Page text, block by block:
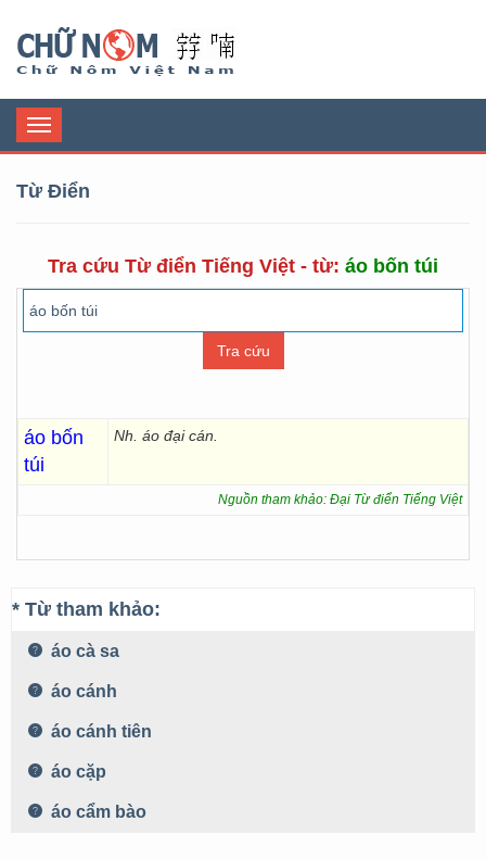
Toggle
navigation
Từ Điển
Tra cứu Từ điển Tiếng Việt - từ: áo bốn túi
áo bốn
túi
Nh. áo đại cán.
Nguồn tham khảo: Đại Từ điển Tiếng Việt
* Từ tham khảo:
áo cà sa
áo cánh
áo cánh tiên
áo cặp
áo cẩm bào